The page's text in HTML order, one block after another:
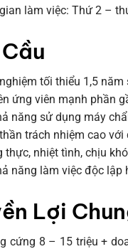
làm việc: Thứ 2 –
tối thiểu 1,5
ứng viên mạnh phần
năng sử dụng máy
trách nhiệm cao
thực, nhiệt tình, chịu
năng làm việc độc lập
Lợi
cứng 8 – 15 triệu +